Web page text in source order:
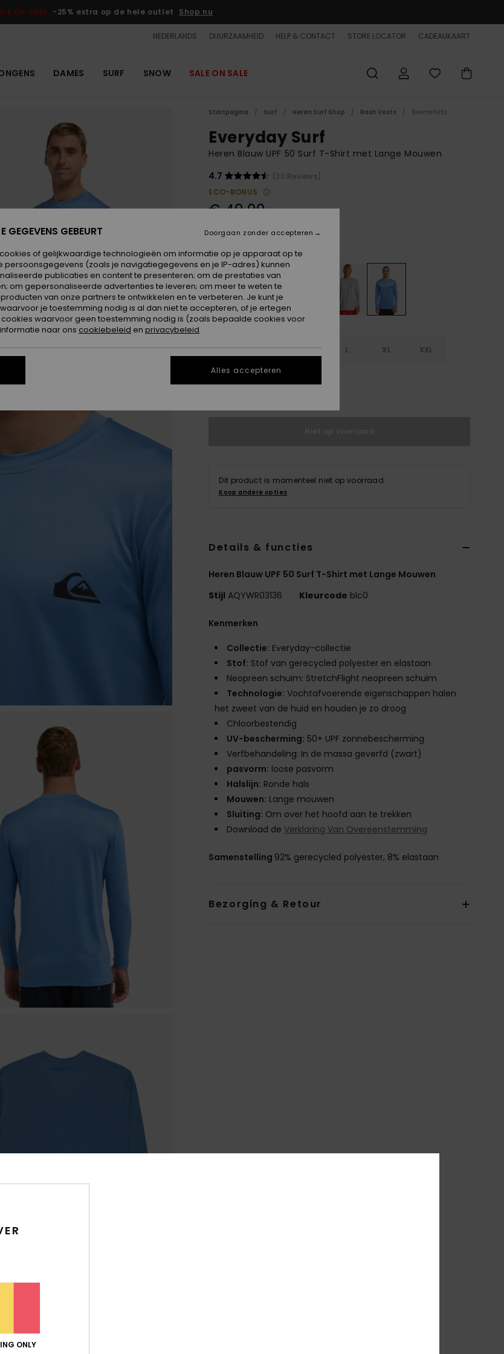
ON SALE -25% extra op de hele outlet Shop nu
NEDERLANDS DUURZAAMHEID HELP & CONTACT STORE LOCATOR CADEAUKAART
DAMES SURF SNOW SALE ON SALE
Startpagina Surf Heren Surf Shop Rash Vests Swimshirts
Everyday Surf
Heren Blauw UPF 50 Surf T-Shirt met Lange Mouwen
4.7
(30 Reviews)
ECO-BONUS
€ 40,00
XS S M L XL XXL
Dit product is momenteel niet op voorraad.
Koop andere opties
Details & functies
Heren Blauw UPF 50 Surf T-Shirt met Lange Mouwen
Stijl AQYWR03136 Kleurcode blc0
Kenmerken
Collectie: Everyday-collectie
Stof: Stof van gerecycled polyester en elastaan
Neopreen schuim: StretchFlight neopreen schuim
Technologie: Vochtafvoerende eigenschappen halen
het zweet van de huid en houden je zo droog
Chloorbestendig
UV-bescherming: 50+ UPF zonnebescherming
Verfbehandeling: In de massa geverfd (zwart)
pasvorm: loose pasvorm
Halslijn: Ronde hals
Mouwen: Lange mouwen
Sluiting: Om over het hoofd aan te trekken
Download de Verklaring Van Overeenstemming
Samenstelling 92% gerecycled polyester, 8% elastaan
Bezorging & Retour
ONLY
GEGEVENS GEBEURT
of gelijkwaardige technologieën om informatie op je apparaat op te
persoonsgegevens (zoals je navigatiegegevens en je IP-adres) kunnen
publicaties en content te presenteren; om de prestaties van
om gepersonaliseerde advertenties te leveren; om meer te weten te
van onze partners te ontwikkelen en te verbeteren. Je kunt je
je toestemming nodig is al dan niet te accepteren, of je ertegen
waarvoor geen toestemming nodig is (zoals bepaalde cookies voor
naar ons cookiebeleid en privacybeleid
Doorgaan zonder accepteren
Alles accepteren